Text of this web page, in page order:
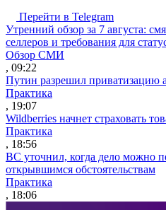
Перейти в Telegram
Утренний обзор за 7 августа:
селлеров и требования для
Обзор СМИ
, 09:22
Путин разрешил приватизацию
Практика
, 19:07
Wildberries начнет страховать
Практика
, 18:56
ВС уточнил, когда дело можно
открывшимся обстоятельствам
Практика
, 18:06